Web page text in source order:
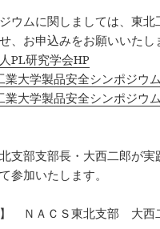
ウムに関しましては、東北
、お申込みをお願いいたし
PL研究学会HP
業大学製品安全シンポジウ
業大学製品安全シンポジウ
支部支部長・大西二郎が実
参加いたします。
】 ＮＡＣＳ東北支部 大西